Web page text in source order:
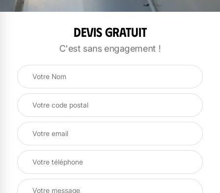
Devis gratuit
C'est sans engagement !